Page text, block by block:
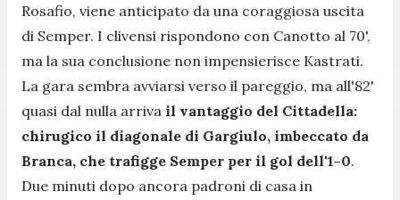
Rosafio, viene anticipato da una coraggiosa uscita
di Semper. I clivensi rispondono con Canotto al 70',
ma la sua conclusione non impensierisce Kastrati.
La gara sembra avviarsi verso il pareggio, ma all'82'
quasi dal nulla arriva il vantaggio del Cittadella:
chirugico il diagonale di Gargiulo, imbeccato da
Branca, che trafigge Semper per il gol dell'1-0.
Due minuti dopo ancora padroni di casa in